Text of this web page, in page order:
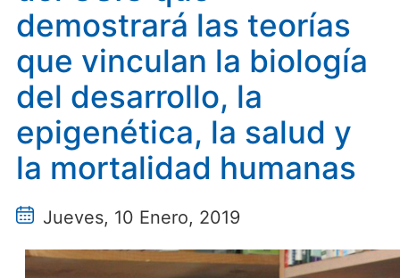
demostrará las teorías
que vinculan la biología
del desarrollo, la
epigenética, la salud y
la mortalidad humanas
Jueves, 10 Enero, 2019